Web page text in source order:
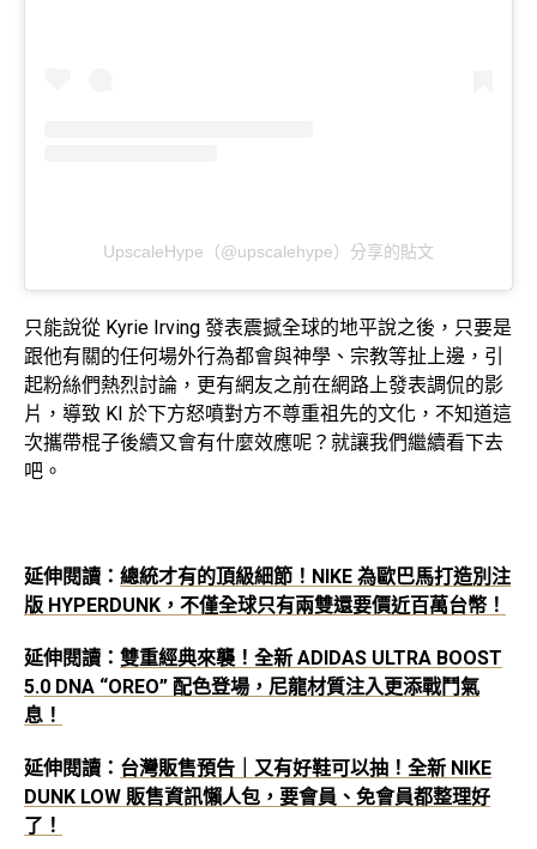
UpscaleHype（@upscalehype）分享的貼文
只能說從 Kyrie Irving 發表震撼全球的地平說之後，只要是
跟他有關的任何場外行為都會與神學、宗教等扯上邊，引
起粉絲們熱烈討論，更有網友之前在網路上發表調侃的影
片，導致 KI 於下方怒噴對方不尊重祖先的文化，不知道這
次攜帶棍子後續又會有什麼效應呢？就讓我們繼續看下去
吧。
延伸閱讀： 總統才有的頂級細節！NIKE 為歐巴馬打造別注
版 HYPERDUNK，不僅全球只有兩雙還要價近百萬台幣！
延伸閱讀： 雙重經典來襲！全新 ADIDAS ULTRA BOOST
5.0 DNA “OREO” 配色登場，尼龍材質注入更添戰鬥氣
息！
延伸閱讀： 台灣販售預告｜又有好鞋可以抽！全新 NIKE
DUNK LOW 販售資訊懶人包，要會員、免會員都整理好
了！